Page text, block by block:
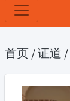
首页 /证道 /